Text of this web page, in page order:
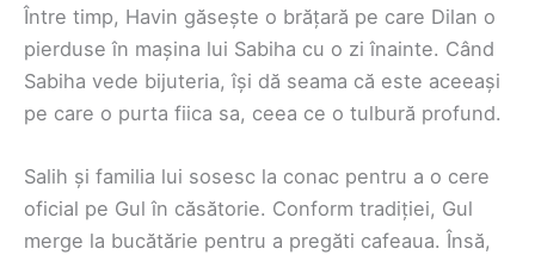
Între timp, Havin găsește o brățară pe care Dilan o
pierduse în mașina lui Sabiha cu o zi înainte. Când
Sabiha vede bijuteria, își dă seama că este aceeași
pe care o purta fiica sa, ceea ce o tulbură profund.
Salih și familia lui sosesc la conac pentru a o cere
oficial pe Gul în căsătorie. Conform tradiției, Gul
merge la bucătărie pentru a pregăti cafeaua. Însă,